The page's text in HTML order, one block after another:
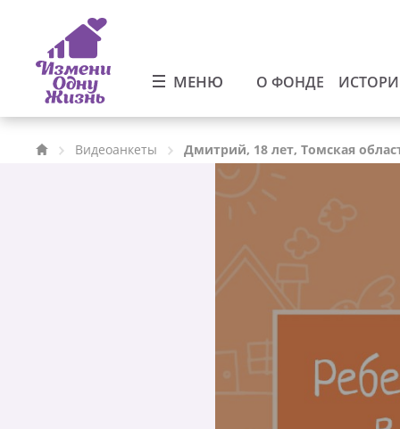
МЕНЮ О ФОНДЕ
Видеоанкеты Дмитрий, 18 лет, Томская